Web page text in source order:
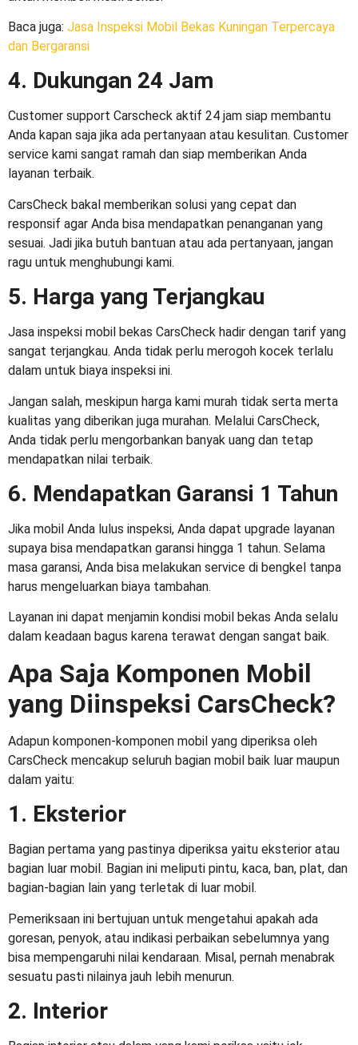
Baca juga: Jasa Inspeksi Mobil Bekas Kuningan Terpercaya
dan Bergaransi
4. Dukungan 24 Jam
Customer support Carscheck aktif 24 jam siap membantu
Anda kapan saja jika ada pertanyaan atau kesulitan. Customer
service kami sangat ramah dan siap memberikan Anda
layanan terbaik.
CarsCheck bakal memberikan solusi yang cepat dan
responsif agar Anda bisa mendapatkan penanganan yang
sesuai. Jadi jika butuh bantuan atau ada pertanyaan, jangan
ragu untuk menghubungi kami.
5. Harga yang Terjangkau
Jasa inspeksi mobil bekas CarsCheck hadir dengan tarif yang
sangat terjangkau. Anda tidak perlu merogoh kocek terlalu
dalam untuk biaya inspeksi ini.
Jangan salah, meskipun harga kami murah tidak serta merta
kualitas yang diberikan juga murahan. Melalui CarsCheck,
Anda tidak perlu mengorbankan banyak uang dan tetap
mendapatkan nilai terbaik.
6. Mendapatkan Garansi 1 Tahun
Jika mobil Anda lulus inspeksi, Anda dapat upgrade layanan
supaya bisa mendapatkan garansi hingga 1 tahun. Selama
masa garansi, Anda bisa melakukan service di bengkel tanpa
harus mengeluarkan biaya tambahan.
Layanan ini dapat menjamin kondisi mobil bekas Anda selalu
dalam keadaan bagus karena terawat dengan sangat baik.
Apa Saja Komponen Mobil
yang Diinspeksi CarsCheck?
Adapun komponen-komponen mobil yang diperiksa oleh
CarsCheck mencakup seluruh bagian mobil baik luar maupun
dalam yaitu:
1. Eksterior
Bagian pertama yang pastinya diperiksa yaitu eksterior atau
bagian luar mobil. Bagian ini meliputi pintu, kaca, ban, plat, dan
bagian-bagian lain yang terletak di luar mobil.
Pemeriksaan ini bertujuan untuk mengetahui apakah ada
goresan, penyok, atau indikasi perbaikan sebelumnya yang
bisa mempengaruhi nilai kendaraan. Misal, pernah menabrak
sesuatu pasti nilainya jauh lebih menurun.
2. Interior